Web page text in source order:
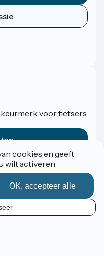
keurmerk voor fietsers
France
cookies en geeft
wilt activeren
OK, accepteer alle